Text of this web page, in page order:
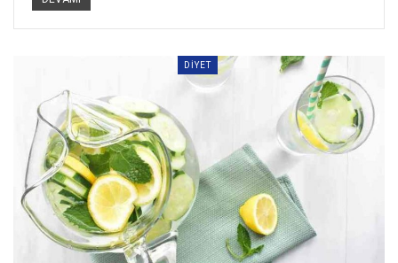
DIYET